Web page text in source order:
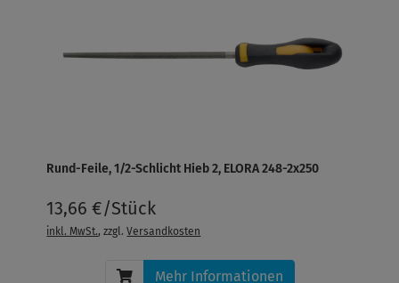
Rund-Feile, 1/2-Schlicht Hieb 2, ELORA 248-2x250
13,66 €/Stück
inkl. MwSt., zzgl.Versandkosten
Mehr Informationen